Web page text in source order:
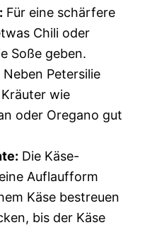
Für eine schärfere
Chili oder
Soße geben.
Neben Petersilie
wie
oder Oregano gut
Die Käse-
Auflaufform
Käse bestreuen
bis der Käse